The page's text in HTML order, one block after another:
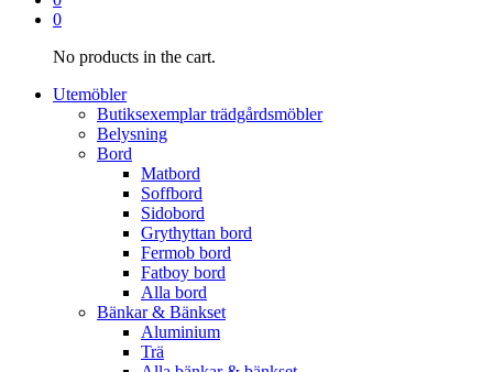
0
No products in the cart.
Utemöbler
Butiksexemplar trädgårdsmöbler
Belysning
Bord
Matbord
Soffbord
Sidobord
Grythyttan bord
Fermob bord
Fatboy bord
Alla bord
Bänkar & Bänkset
Aluminium
Trä